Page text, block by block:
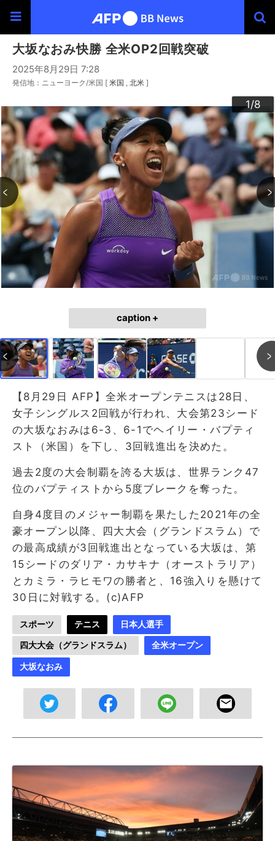
大坂なおみ快勝 全米OP2回戦突破
2025年8月29日 7:28
発信地：ニューヨーク/米国 [ 米国 北米 ]
1/8
2/8
3/8
4/8
5/8
6/8
7/8
8/8
caption +
【8月29日 AFP】全米オープンテニスは28日、
女子シングルス2回戦が行われ、大会第23シード
の大坂なおみは6-3、6-1でヘイリー・バプティ
スト（米国）を下し、3回戦進出を決めた。
過去2度の大会制覇を誇る大坂は、世界ランク47
位のバプティストから5度ブレークを奪った。
自身4度目のメジャー制覇を果たした2021年の全
豪オープン以降、四大大会（グランドスラム）で
の最高成績が3回戦進出となっている大坂は、第
15シードのダリア・カサキナ（オーストラリア）
とカミラ・ラヒモワの勝者と、16強入りを懸けて
30日に対戦する。(c)AFP
スポーツ テニス 日本人選手
四大大会（グランドスラム） 全米オープン
大坂なおみ